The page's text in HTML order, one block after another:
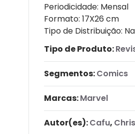
Periodicidade: Mensal
Formato: 17X26 cm
Tipo de Distribuição:
Tipo de Produto:
Segmentos:Comics
Marcas:Marvel
Autor(es):Cafu,